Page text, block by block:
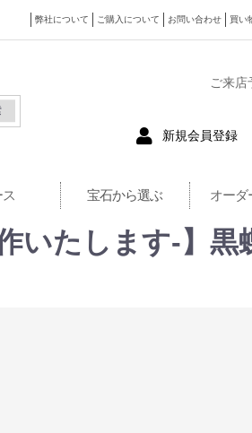
弊社について ご購入について お問い合わせ 買い
ご来店
新規会員登録
ス 宝石から選ぶ オーダ
いたします-】